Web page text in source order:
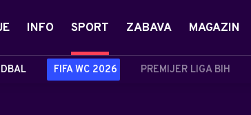
INFO SPORT
FIFA WC 2026 PREMIJER LIGA BIH
ZABAVA MAGAZIN